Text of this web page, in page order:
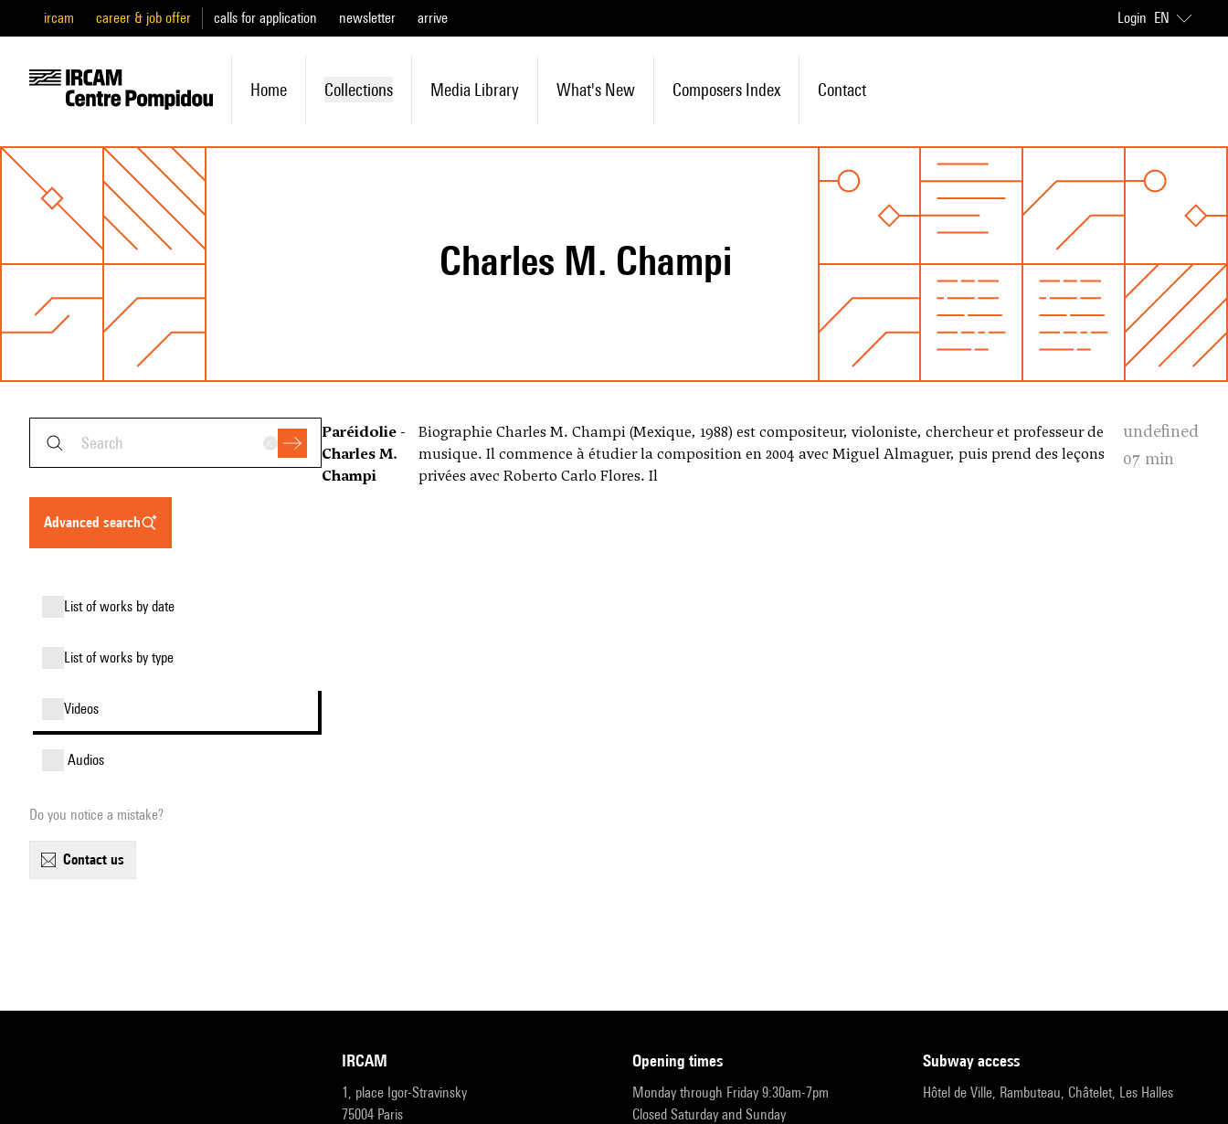
ircam career & job offer calls for application newsletter arrive Login EN
Home Collections Media Library What's New Composers Index Contact
Charles M. Champi
advanced search
list of works by date
list of works by type
videos
audios
Do you notice a mistake?
contact us
Paréidolie -
Charles M.
Champi
Biographie Charles M. Champi (Mexique, 1988) est compositeur, violoniste, chercheur et professeur de
musique. Il commence à étudier la composition en 2004 avec Miguel Almaguer, puis prend des leçons
privées avec Roberto Carlo Flores. Il
undefined
07 min
IRCAM
1, place Igor-Stravinsky
75004 Paris
opening times
Monday through Friday 9:30am-7pm
Closed Saturday and Sunday
subway access
Hôtel de Ville, Rambuteau, Châtelet, Les Halles